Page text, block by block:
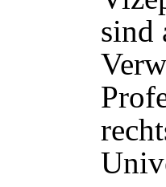
sind